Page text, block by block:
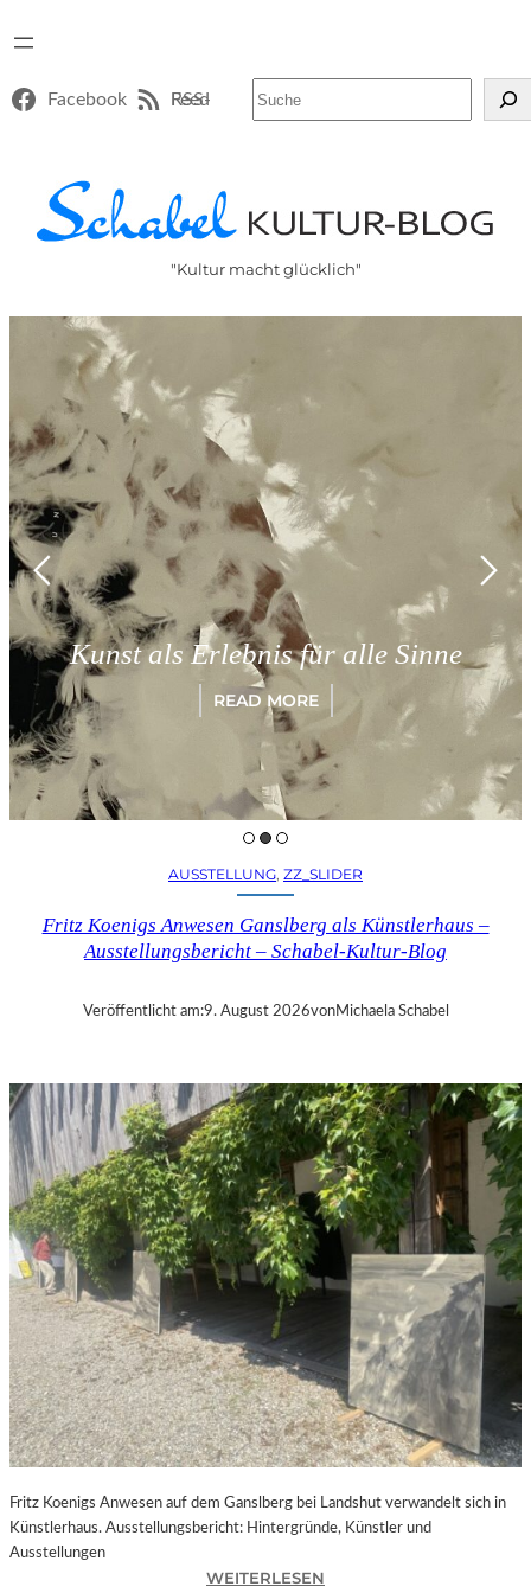
Facebook RSS-Feed
"Kultur macht glücklich"
Erlebnis für alle Sinne
READ MORE
AUSSTELLUNG, ZZ_SLIDER
Fritz Koenigs Anwesen Ganslberg als Künstlerhaus –
Ausstellungsbericht – Schabel-Kultur-Blog
Veröffentlicht am:9. August 2026vonMichaela Schabel
Fritz Koenigs Anwesen auf dem Ganslberg bei Landshut verwandelt sich in
Künstlerhaus. Ausstellungsbericht: Hintergründe, Künstler und
Ausstellungen
WEITERLESEN